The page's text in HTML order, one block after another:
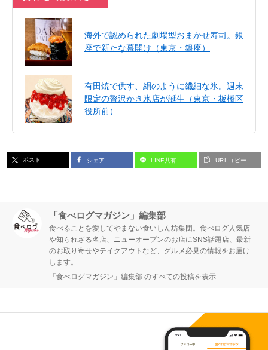
海外で認められた劇場型おまかせ寿司。銀
座で新たな幕開け（東京・銀座）
有田焼で供す、絹のように繊細な氷。週末
限定の贅沢かき氷店が誕生（東京・板橋区
役所前）
ポスト シェア LINE共有 URLコピー
「食べログマガジン」編集部
食べることを愛してやまない食いしん坊集団。食べログ人気店
や知られざる名店、ニューオープンのお店にSNS話題店、最新
のお取り寄せやテイクアウトなど、グルメ必見の情報をお届け
します。
「食べログマガジン」編集部 のすべての投稿を表示